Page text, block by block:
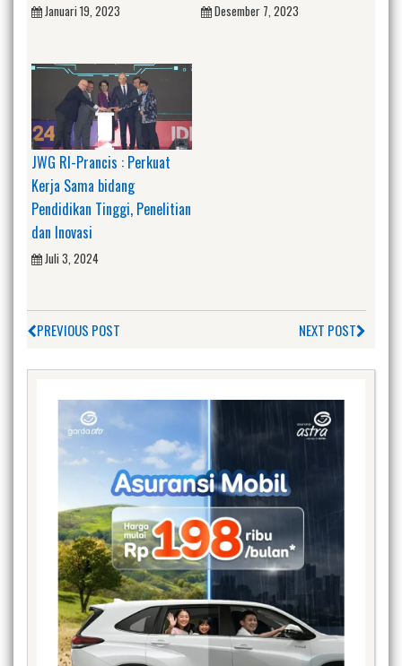
Januari 19, 2023 Desember 7, 2023
JWG RI-Prancis : Perkuat
Kerja Sama bidang
Pendidikan Tinggi, Penelitian
dan Inovasi
Juli 3, 2024
PREVIOUS POST NEXT POST